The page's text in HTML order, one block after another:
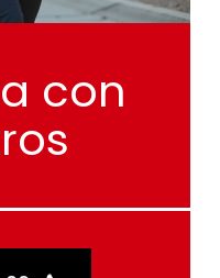
con